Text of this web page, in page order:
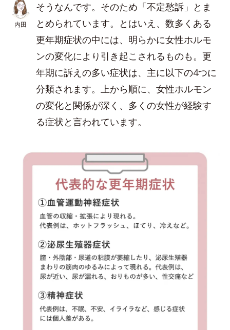
内田
そうなんです。そのため「不定愁訴」とま
とめられています。とはいえ、数多くある
更年期症状の中には、明らかに女性ホルモ
ンの変化により引き起こされるものも。更
年期に訴えの多い症状は、主に以下の4つに
分類されます。上から順に、女性ホルモン
の変化と関係が深く、多くの女性が経験す
る症状と言われています。